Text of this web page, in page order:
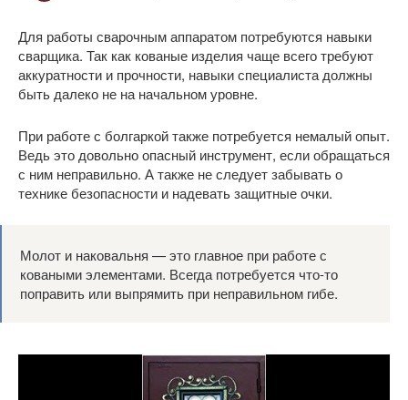
Для работы сварочным аппаратом потребуются навыки
сварщика. Так как кованые изделия чаще всего требуют
аккуратности и прочности, навыки специалиста должны
быть далеко не на начальном уровне.
При работе с болгаркой также потребуется немалый опыт.
Ведь это довольно опасный инструмент, если обращаться
с ним неправильно. А также не следует забывать о
технике безопасности и надевать защитные очки.
Молот и наковальня — это главное при работе с
коваными элементами. Всегда потребуется что-то
поправить или выпрямить при неправильном гибе.